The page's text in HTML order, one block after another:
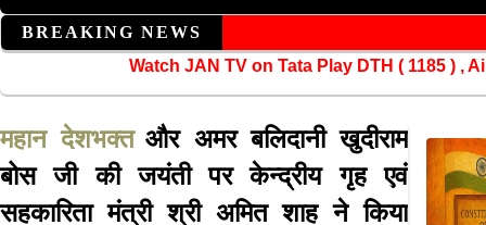
BREAKING NEWS
Watch JAN TV on Tata Play DTH (
महान देशभक्त और अमर बलिदानी खुदीराम
बोस जी की जयंती पर केन्द्रीय गृह एवं
सहकारिता मंत्री श्री अमित शाह ने किया